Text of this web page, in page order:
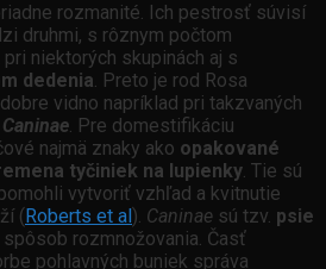
rozmanité. Ich pestrosť súvisí
druhmi, s rôznym počtom
niektorých skupinách aj s
dedenia. Preto je rod Rosa
vidno napríklad pri takzvaných
Caninae. Pre domestifikáciu
najmä znaky ako opakované
tyčiniek na lupienky. Tie sú
vytvoriť vzhľad a kvitnutie
( Roberts et al ). Caninae sú tzv. psie
spôsob rozmnožovania. Časť
pohlavných buniek správa